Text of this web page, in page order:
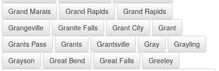
Grand Marais
Grand Rapids
Grand Rapids
Grangeville
Granite Falls Grant City
Grant
Grants Pass
Grants Grantsville Gray
Grayling
Grayson
Great Bend Great Falls
Greeley